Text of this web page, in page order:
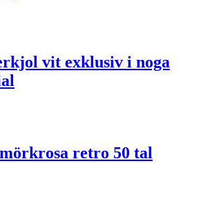
vit exklusiv i noga
retro 50 tal